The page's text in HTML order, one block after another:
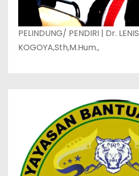
PELINDUNG/ PENDIRI | Dr. LENIS
KOGOYA,Sth,M.Hum.,